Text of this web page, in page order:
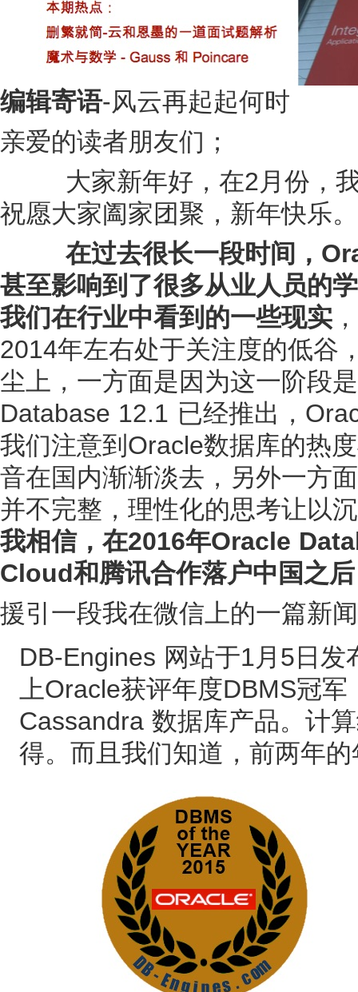
编辑寄语-风云再起起何时
亲爱的读者朋友们；
大家新年好，在2月份，我
祝愿大家阖家团聚，新年快乐。
在过去很长一段时间，
甚至影响到了很多从业人员的
我们在行业中看到的一些现实
2014年左右处于关注度的低谷
尘上，一方面是因为这一阶段
Database 12.1 已经推出，
我们注意到Oracle数据库的热
音在国内渐渐淡去，另外一方
并不完整，理性化的思考让以
我相信，在2016年Oracle
Cloud和腾讯合作落户中国之
援引一段我在微信上的一篇新
DB-Engines 网站于1月5日
上Oracle获评年度DBMS冠
Cassandra 数据库产品。计
得。而且我们知道，前两年